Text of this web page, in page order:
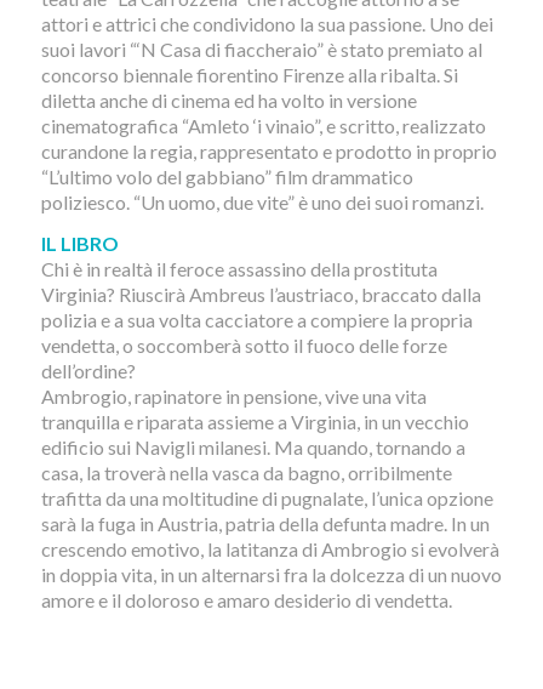
attori e attrici che condividono la sua passione. Uno dei
suoi lavori “‘N Casa di fiaccheraio” è stato premiato al
concorso biennale fiorentino Firenze alla ribalta. Si
diletta anche di cinema ed ha volto in versione
cinematografica “Amleto ‘i vinaio”, e scritto, realizzato
curandone la regia, rappresentato e prodotto in proprio
“L’ultimo volo del gabbiano” film drammatico
poliziesco. “Un uomo, due vite” è uno dei suoi romanzi.
IL LIBRO
Chi è in realtà il feroce assassino della prostituta
Virginia? Riuscirà Ambreus l’austriaco, braccato dalla
polizia e a sua volta cacciatore a compiere la propria
vendetta, o soccomberà sotto il fuoco delle forze
dell’ordine?
Ambrogio, rapinatore in pensione, vive una vita
tranquilla e riparata assieme a Virginia, in un vecchio
edificio sui Navigli milanesi. Ma quando, tornando a
casa, la troverà nella vasca da bagno, orribilmente
trafitta da una moltitudine di pugnalate, l’unica opzione
sarà la fuga in Austria, patria della defunta madre. In un
crescendo emotivo, la latitanza di Ambrogio si evolverà
in doppia vita, in un alternarsi fra la dolcezza di un nuovo
amore e il doloroso e amaro desiderio di vendetta.